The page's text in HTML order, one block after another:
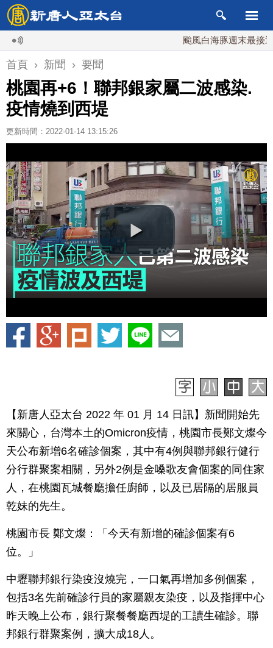
颱風白海豚週末最接近台灣
首頁 › 新聞 › 要聞
桃園再+6！聯邦銀家屬二波感染.
疫情燒到西堤
更新時間：2022-01-14 13:15:26
【新唐人亞太台 2022 年 01 月 14 日訊】新聞開始先
來關心，台灣本土的Omicron疫情，桃園市長鄭文燦今
天公布新增6名確診個案，其中有4例與聯邦銀行健行
分行群聚案相關，另外2例是金嗓歌友會個案的同住家
人，在桃園瓦城餐廳擔任廚師，以及已居隔的居服員
乾妹的先生。
桃園市長 鄭文燦：「今天有新增的確診個案有6
位。」
中壢聯邦銀行染疫沒燒完，一口氣再增加多例個案，
包括3名先前確診行員的家屬親友染疫，以及指揮中心
昨天晚上公布，銀行聚餐餐廳西堤的工讀生確診。聯
邦銀行群聚案例，擴大成18人。